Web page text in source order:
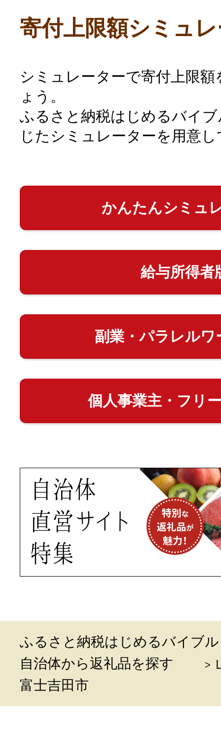
寄付上限額シミュ
シミュレーターで寄付上限
ょう。
ふるさと納税はじめるバイ
じたシミュレーターを用意
かんたんシミュ
給与所得者
副業・パラレルワ
個人事業主・フリ
ふるさと納税はじめるバイブル
自治体から返礼品を探す
富士吉田市